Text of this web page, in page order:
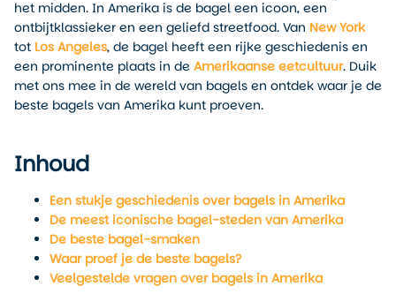
het midden. In Amerika is de bagel een icoon, een
ontbijtklassieker en een geliefd streetfood. Van New York
tot Los Angeles, de bagel heeft een rijke geschiedenis en
een prominente plaats in de Amerikaanse eetcultuur. Duik
met ons mee in de wereld van bagels en ontdek waar je de
beste bagels van Amerika kunt proeven.
Inhoud
Een stukje geschiedenis over bagels in Amerika
De meest iconische bagel-steden van Amerika
De beste bagel-smaken
Waar proef je de beste bagels?
Veelgestelde vragen over bagels in Amerika